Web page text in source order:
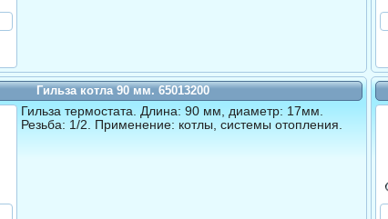
Гильза котла 90 мм. 65013200
Гильза термостата. Длина: 90 мм, диаметр: 17мм.
Резьба: 1/2. Применение: котлы, системы отопления.